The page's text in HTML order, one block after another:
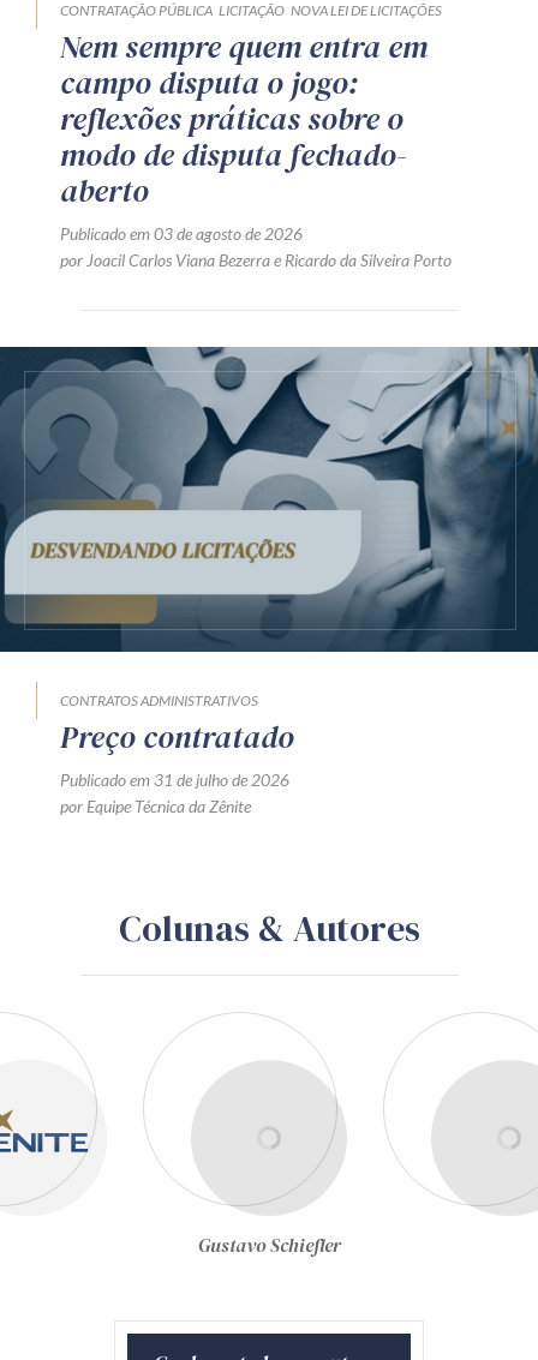
CONTRATAÇÃO PÚBLICA LICITAÇÃO NOVA LEI DE LICITAÇÕES
Nem sempre quem entra em
campo disputa o jogo:
reflexões práticas sobre o
modo de disputa fechado-
aberto
Publicado em 03 de agosto de 2026
por Joacil Carlos Viana Bezerrae Ricardo da Silveira Porto
CONTRATOS ADMINISTRATIVOS
Preço contratado
Publicado em 31 de julho de 2026
por Equipe Técnica da Zênite
Colunas & Autores
Gustavo Schiefler